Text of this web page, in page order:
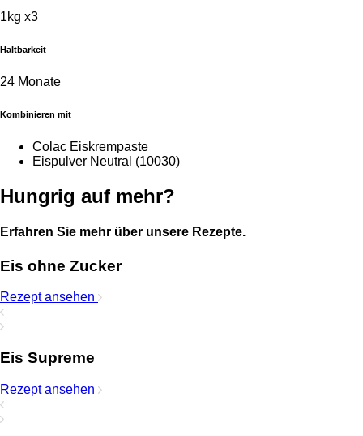
1kg x3
Haltbarkeit
24 Monate
Kombinieren mit
Colac Eiskrempaste
Eispulver Neutral (10030)
Hungrig auf mehr?
Erfahren Sie mehr über unsere Rezepte.
Eis ohne Zucker
Rezept ansehen
Eis Supreme
Rezept ansehen